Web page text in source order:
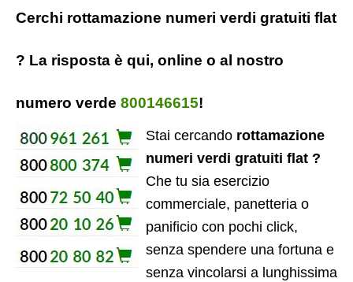
Cerchi rottamazione numeri verdi gratuiti flat
? La risposta è qui, online o al nostro
numero verde 800146615!
Stai cercando rottamazione
numeri verdi gratuiti flat ?
Che tu sia esercizio
commerciale, panetteria o
panificio con pochi click,
senza spendere una fortuna e
senza vincolarsi a lunghissima